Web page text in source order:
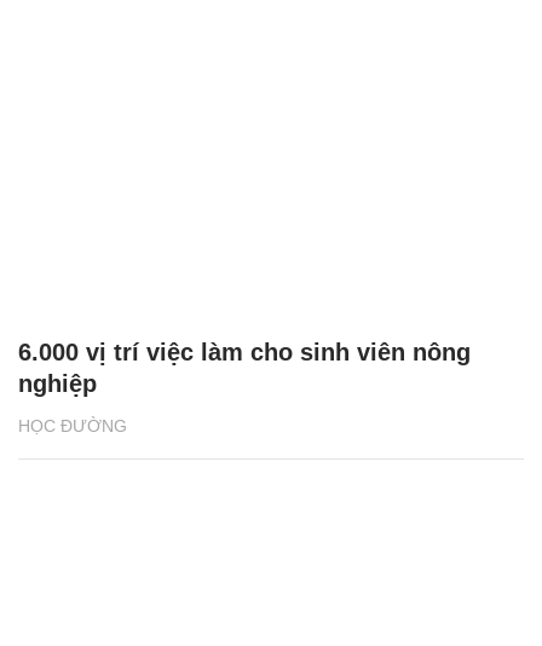
HỌC ĐƯỜNG
6.000 vị trí việc làm cho sinh viên nông
nghiệp